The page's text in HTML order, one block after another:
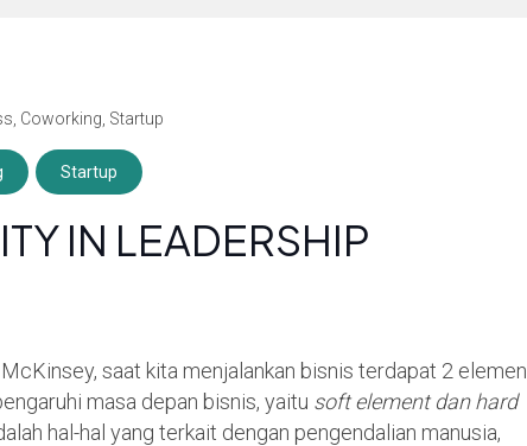
Coworking Startup
Startup
IN LEADERSHIP
saat kita menjalankan bisnis terdapat 2 elemen
masa depan bisnis, yaitu soft element dan hard
hal-hal yang terkait dengan pengendalian manusia,